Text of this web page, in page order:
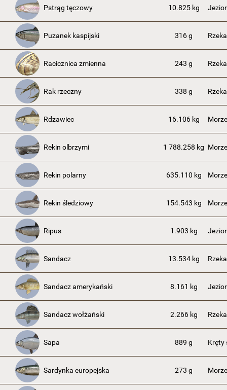
Pstrąg tęczowy 10.825 kg
Puzanek kaspijski 316 g
Racicznica zmienna 243 g
Rak rzeczny 338 g
Rdzawiec 16.106 kg
Rekin olbrzymi 1 788.258 kg
Rekin polarny 635.110 kg
Rekin śledziowy 154.543 kg
Ripus 1.903 kg
Sandacz 13.534 kg
Sandacz amerykański 8.161 kg
Sandacz wołżański 2.266 kg
Sapa 889 g Kręty
Sardynka europejska 273 g